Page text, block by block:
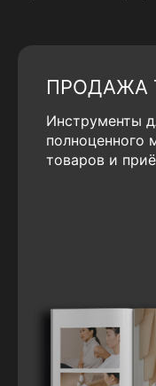
ПРОДАЖА
Инструменты
полноценного
товаров и